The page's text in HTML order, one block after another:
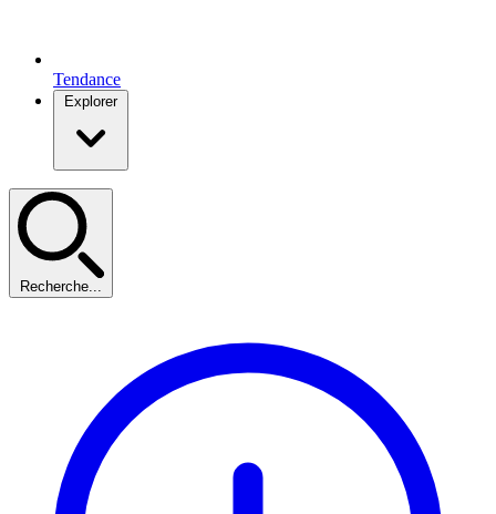
Tendance
Explorer
Recherche...